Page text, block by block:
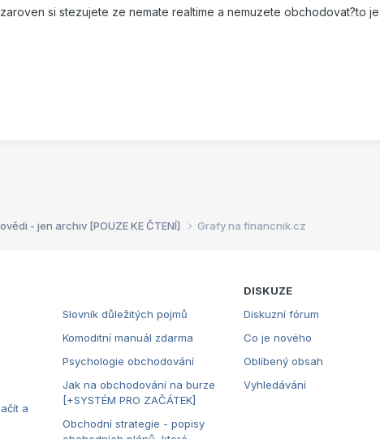
si stezujete ze nemate realtime a nemuzete obchodovat?to
- jen archiv [POUZE KE ČTENÍ] Grafy na financnik.cz
a
Slovník důležitých pojmů
Komoditní manuál zdarma
Psychologie obchodování
Jak na obchodování na burze
[+SYSTÉM PRO ZAČÁTEK]
Obchodní strategie - popisy
DISKUZE
Diskuzní fórum
Co je nového
Oblíbený obsah
Vyhledávání